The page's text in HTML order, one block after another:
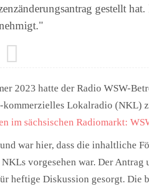
gestellt
2023 hatte der Radio WSW-
kommerzielles Lokalradio (NKL)
im sächsischen Radiomarkt:
war hier, dass die inhaltliche
vorgesehen war. Der Antrag
heftige Diskussion gesorgt. Die